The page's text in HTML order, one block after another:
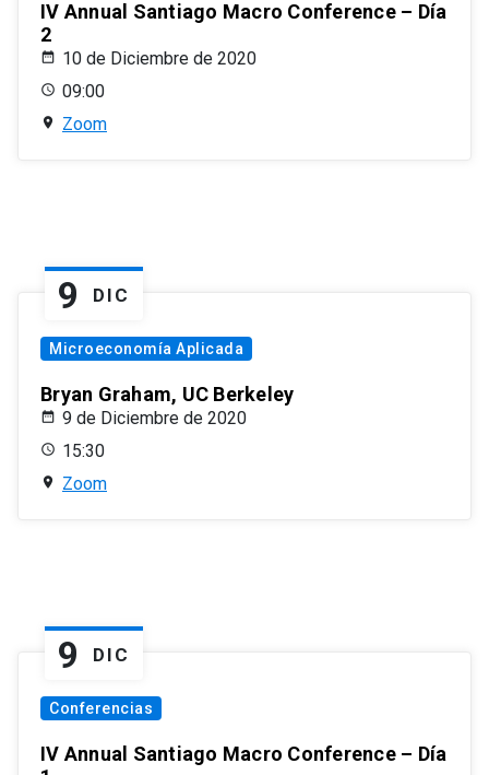
IV Annual Santiago Macro Conference – Día
2
10 de Diciembre de 2020
09:00
Zoom
9 DIC
Microeconomía Aplicada
Bryan Graham, UC Berkeley
9 de Diciembre de 2020
15:30
Zoom
9 DIC
Conferencias
IV Annual Santiago Macro Conference – Día